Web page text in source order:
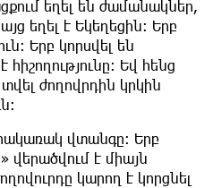
եղել են ժամանակներ,
եղել է Եկեղեցին։ Երբ
Երբ կորսվել են
Եվ հենց
տվել ժողովրդին կրկին
վտանգը։ Երբ
է միայն
կարող է կորցնել